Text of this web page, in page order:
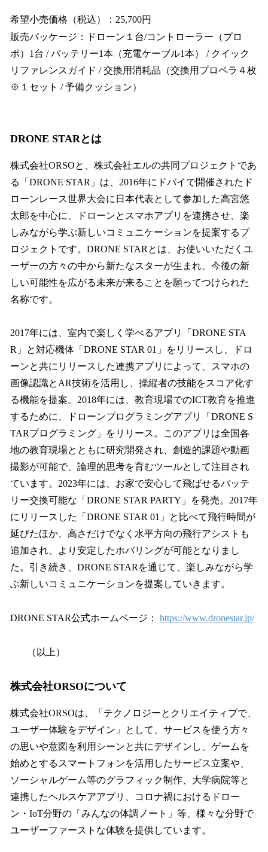
希望小売価格（税込）：25,700円
販売パッケージ：ドローン１台/コントローラー（プロ
ポ）1台 / バッテリー1本（充電ケーブル1本） / クイック
リファレンスガイド / 交換用消耗品（交換用プロペラ４枚
※１セット / 予備クッション）
DRONE STARとは
株式会社ORSOと、株式会社エルの共同プロジェクトであ
る「DRONE STAR」は、2016年にドバイで開催されたド
ローンレース世界大会に日本代表として参加した高宮悠
太郎を中心に、ドローンとスマホアプリを連携させ、楽
しみながら学ぶ新しいコミュニケーションを提案するプ
ロジェクトです。DRONE STARとは、お使いいただくユ
ーザーの方々の中から新たなスターが生まれ、今後の新
しい可能性を広がる未来が来ることを願ってつけられた
名称です。
2017年には、室内で楽しく学べるアプリ「DRONE STA
R」と対応機体「DRONE STAR 01」をリリースし、ドロ
ーンと共にリリースした連携アプリによって、スマホの
画像認識とAR技術を活用し、操縦者の技能をスコア化す
る機能を提案。2018年には、教育現場でのICT教育を推進
するために、ドローンプログラミングアプリ「DRONE S
TARプログラミング」をリリース。このアプリは全国各
地の教育現場とともに研究開発され、創造的課題や動画
撮影が可能で、論理的思考を育むツールとして注目され
ています。2023年には、お家で安心して飛ばせるバッテ
リー交換可能な「DRONE STAR PARTY」を発売。2017年
にリリースした「DRONE STAR 01」と比べて飛行時間が
延びたほか、高さだけでなく水平方向の飛行アシストも
追加され、より安定したホバリングが可能となりまし
た。引き続き、DRONE STARを通じて、楽しみながら学
ぶ新しいコミュニケーションを提案していきます。
DRONE STAR公式ホームページ： https://www.dronestar.jp/
（以上）
株式会社ORSOについて
株式会社ORSOは、「テクノロジーとクリエイティブで、
ユーザー体験をデザイン」として、サービスを使う方々
の思いや意図を利用シーンと共にデザインし、ゲームを
始めとするスマートフォンを活用したサービス立案や、
ソーシャルゲーム等のグラフィック制作、大学病院等と
連携したヘルスケアアプリ、コロナ禍におけるドロー
ン・IoT分野の「みんなの体調ノート」等、様々な分野で
ユーザーファーストな体験を提供しています。